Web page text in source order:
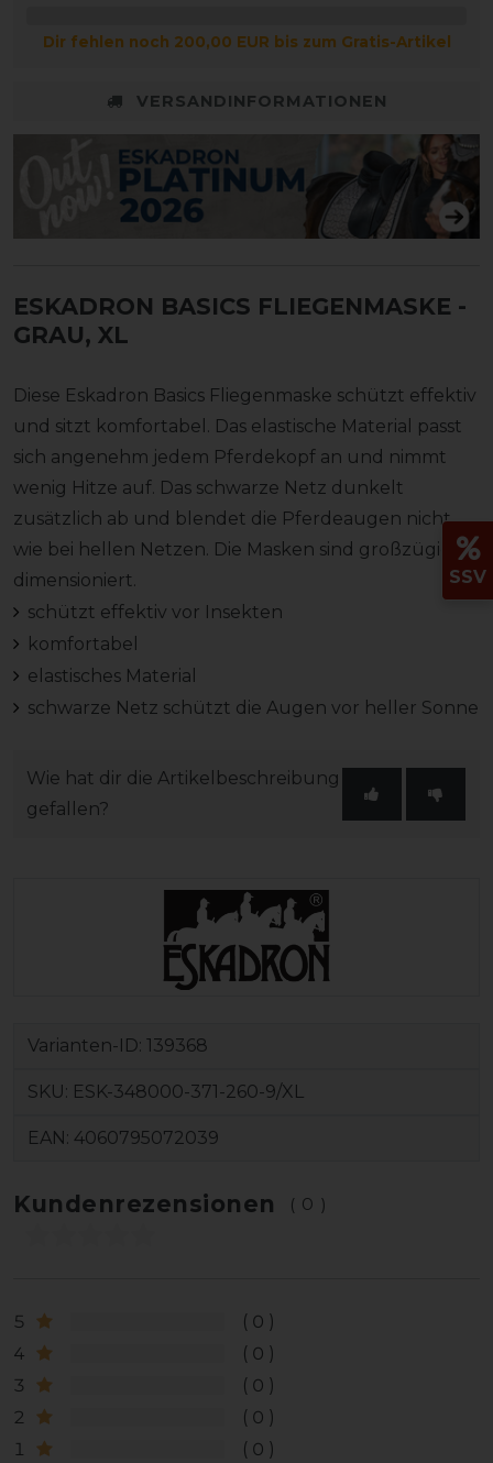
Dir fehlen noch 200,00 EUR bis zum Gratis-Artikel
VERSANDINFORMATIONEN
ESKADRON BASICS FLIEGENMASKE -
GRAU, XL
Diese Eskadron Basics Fliegenmaske schützt effektiv
und sitzt komfortabel. Das elastische Material passt
sich angenehm jedem Pferdekopf an und nimmt
wenig Hitze auf. Das schwarze Netz dunkelt
zusätzlich ab und blendet die Pferdeaugen nicht
wie bei hellen Netzen. Die Masken sind großzügig
dimensioniert.
schützt effektiv vor Insekten
komfortabel
elastisches Material
schwarze Netz schützt die Augen vor heller Sonne
Wie hat dir die Artikelbeschreibung
gefallen?
Varianten-ID: 139368
SKU: ESK-348000-371-260-9/XL
EAN: 4060795072039
Kundenrezensionen (0)
5
0
4
0
3
0
2
0
1
0
SSV